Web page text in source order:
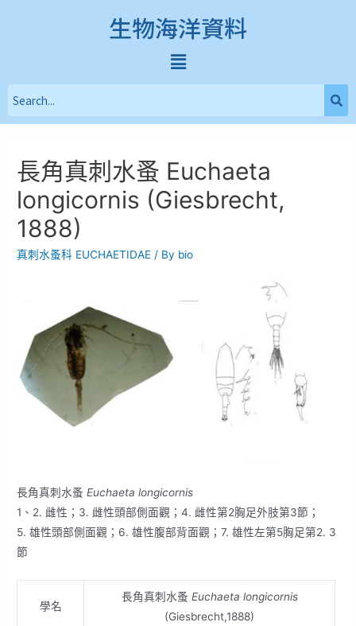
生物海洋資料
長角真刺水蚤 Euchaeta
longicornis (Giesbrecht,
1888)
真刺水蚤科 EUCHAETIDAE / By bio
長角真刺水蚤Euchaeta longicornis
1、2. 雌性；3. 雌性頭部側面觀；4. 雌性第2胸足外肢第3節；
5. 雄性頭部側面觀；6. 雄性腹部背面觀；7. 雄性左第5胸足第2. 3
節
學名
長角真刺水蚤 Euchaeta longicornis
(Giesbrecht,1888)